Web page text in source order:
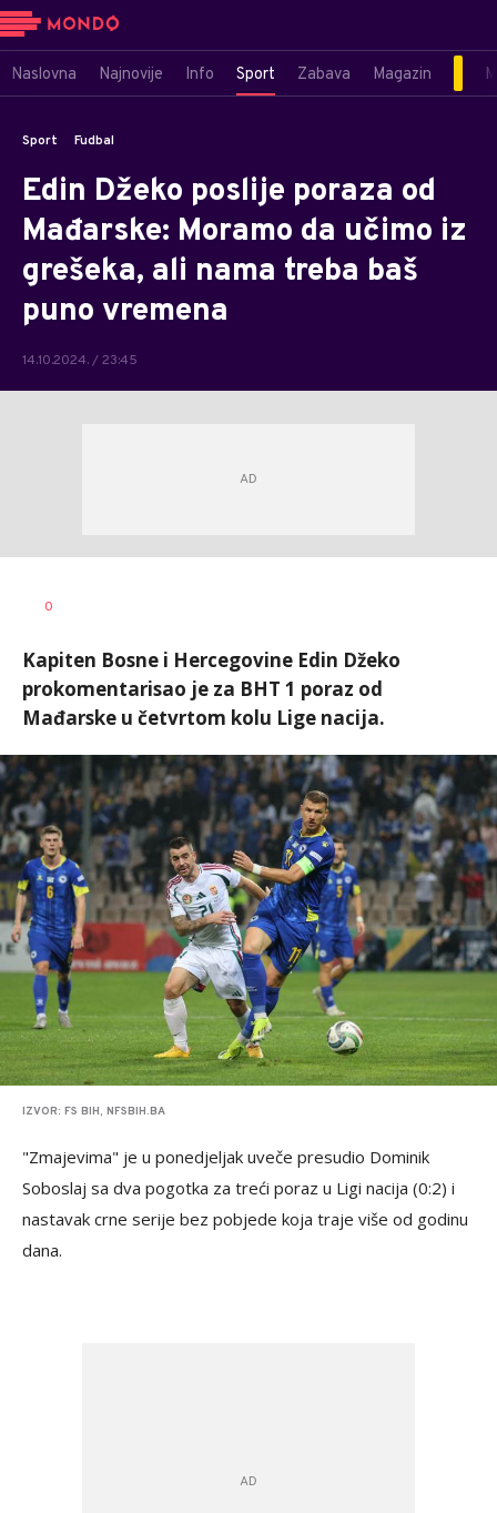
Naslovna Najnovije Info Sport Zabava Magazin
Sport Fudbal
Edin Džeko poslije poraza od
Mađarske: Moramo da učimo iz
grešeka, ali nama treba baš
puno vremena
14.10.2024. / 23:45
AUTOR
0
Kapiten Bosne i Hercegovine Edin Džeko
prokomentarisao je za BHT 1 poraz od
Mađarske u četvrtom kolu Lige nacija.
IZVOR: FS BIH, NFSBIH.BA
"Zmajevima" je u ponedjeljak uveče presudio Dominik
Soboslaj sa dva pogotka za treći poraz u Ligi nacija (0:2) i
nastavak crne serije bez pobjede koja traje više od godinu
dana.